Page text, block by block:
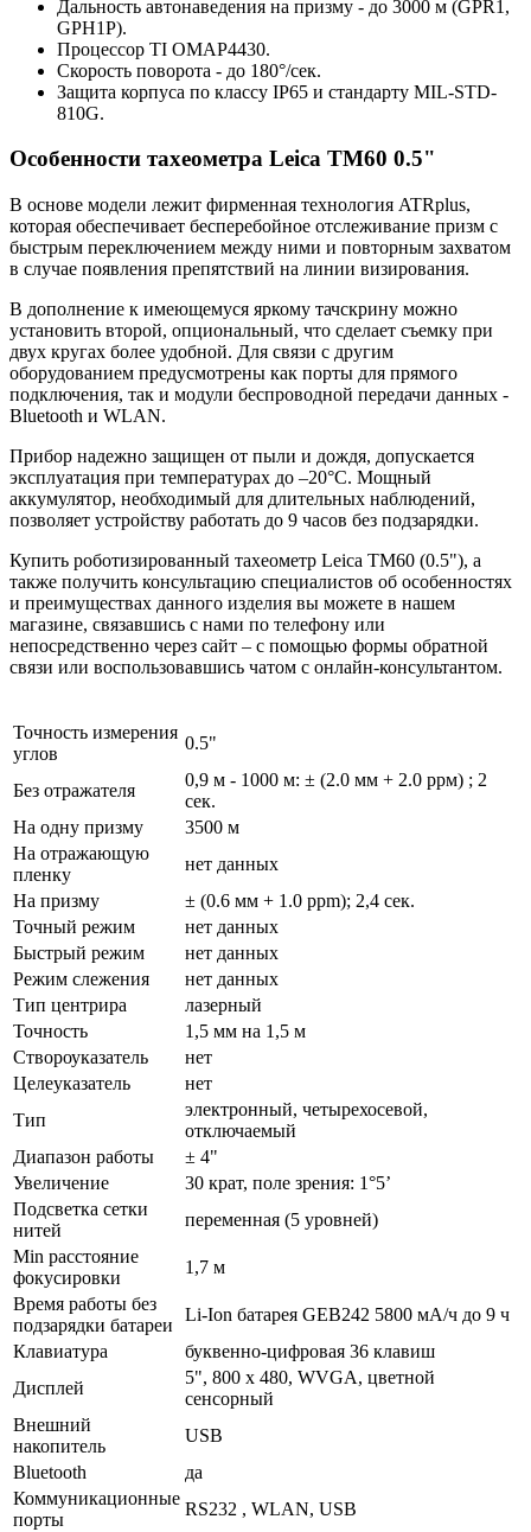
Дальность автонаведения на призму - до 3000 м (GPR1,
GPH1P).
Процессор TI OMAP4430.
Скорость поворота - до 180°/сек.
Защита корпуса по классу IP65 и стандарту MIL-STD-
810G.
Особенности тахеометра Leica TM60 0.5"
В основе модели лежит фирменная технология ATRplus,
которая обеспечивает бесперебойное отслеживание призм с
быстрым переключением между ними и повторным захватом
в случае появления препятствий на линии визирования.
В дополнение к имеющемуся яркому тачскрину можно
установить второй, опциональный, что сделает съемку при
двух кругах более удобной. Для связи с другим
оборудованием предусмотрены как порты для прямого
подключения, так и модули беспроводной передачи данных -
Bluetooth и WLAN.
Прибор надежно защищен от пыли и дождя, допускается
эксплуатация при температурах до –20°C. Мощный
аккумулятор, необходимый для длительных наблюдений,
позволяет устройству работать до 9 часов без подзарядки.
Купить роботизированный тахеометр Leica TM60 (0.5"), а
также получить консультацию специалистов об особенностях
и преимуществах данного изделия вы можете в нашем
магазине, связавшись с нами по телефону или
непосредственно через сайт – с помощью формы обратной
связи или воспользовавшись чатом с онлайн-консультантом.
Точность измерения
углов
0.5"
Без отражателя
0,9 м - 1000 м: ± (2.0 мм + 2.0 ррм) ; 2
сек.
На одну призму
3500 м
На отражающую
пленку
нет данных
На призму
± (0.6 мм + 1.0 ppm); 2,4 сек.
Точный режим
нет данных
Быстрый режим
нет данных
Режим слежения
нет данных
Тип центрира
лазерный
Точность
1,5 мм на 1,5 м
Створоуказатель
нет
Целеуказатель
нет
Тип
электронный, четырехосевой,
отключаемый
Диапазон работы
± 4"
Увеличение
30 крат, поле зрения: 1°5’
Подсветка сетки
нитей
переменная (5 уровней)
Min расстояние
фокусировки
1,7 м
Время работы без
подзарядки батареи
Li-Ion батарея GEB242 5800 мА/ч до 9 ч
Клавиатура
буквенно-цифровая 36 клавиш
Дисплей
5", 800 x 480, WVGA, цветной
сенсорный
Внешний
накопитель
USB
Bluetooth
да
Коммуникационные
порты
RS232 , WLAN, USB